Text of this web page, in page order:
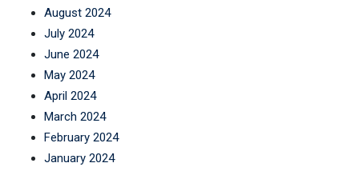
August 2024
July 2024
June 2024
May 2024
April 2024
March 2024
February 2024
January 2024